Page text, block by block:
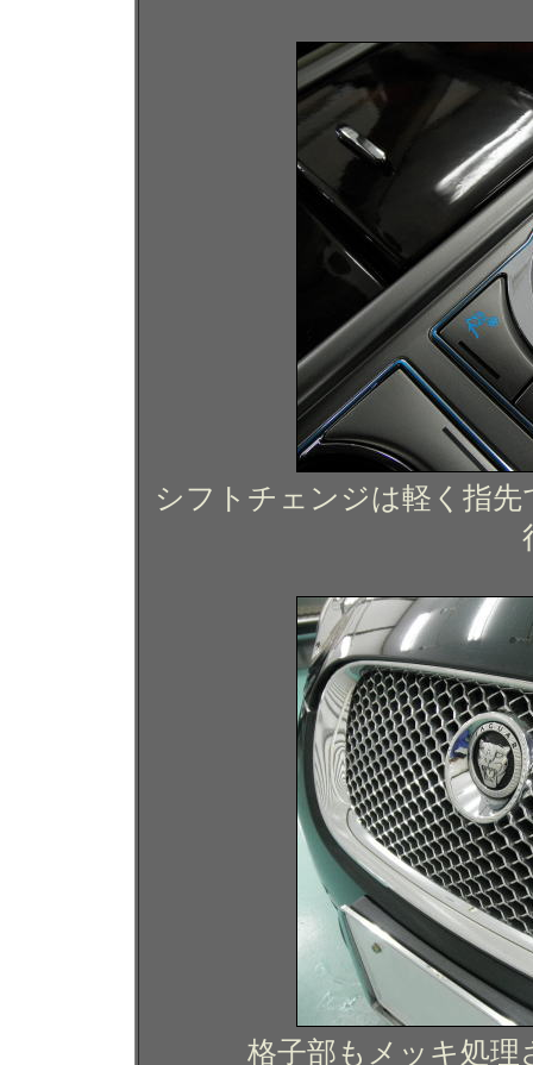
シフトチェンジは軽く指
格子部もメッキ処